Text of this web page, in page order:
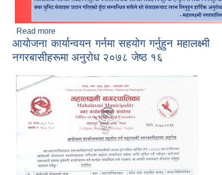
Read more
आयोजना कार्यान्वयन गर्नमा सहयोग गर्नुहुन महालक्ष्मी
नगरबासीहरूमा अनुरोध २०७८ जेष्ठ १६